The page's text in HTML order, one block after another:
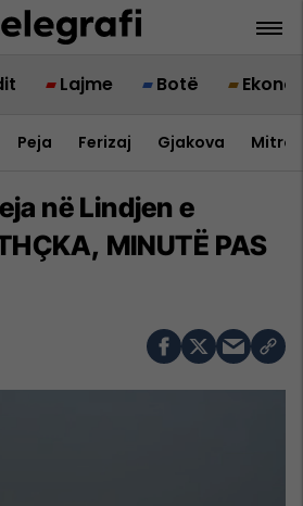
Lajme Botë
Peja Ferizaj Gjakova
në Lindjen e
MINUTË PAS